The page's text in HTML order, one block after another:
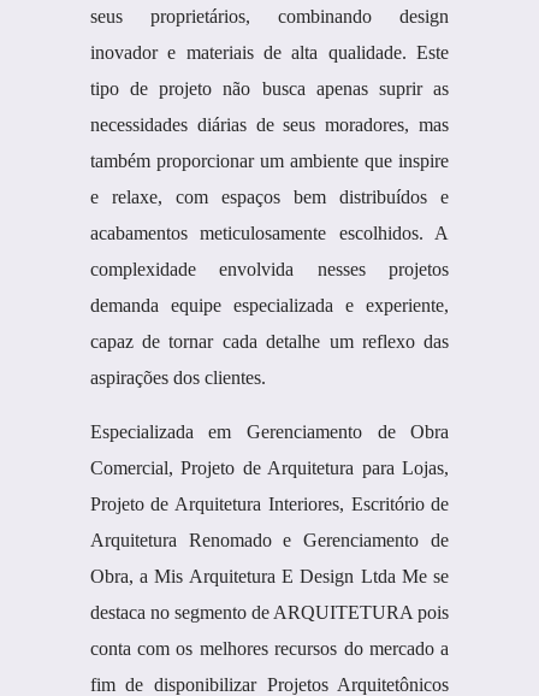
seus proprietários, combinando design
inovador e materiais de alta qualidade. Este
tipo de projeto não busca apenas suprir as
necessidades diárias de seus moradores, mas
também proporcionar um ambiente que inspire
e relaxe, com espaços bem distribuídos e
acabamentos meticulosamente escolhidos. A
complexidade envolvida nesses projetos
demanda equipe especializada e experiente,
capaz de tornar cada detalhe um reflexo das
aspirações dos clientes.
Especializada em Gerenciamento de Obra
Comercial, Projeto de Arquitetura para Lojas,
Projeto de Arquitetura Interiores, Escritório de
Arquitetura Renomado e Gerenciamento de
Obra, a Mis Arquitetura E Design Ltda Me se
destaca no segmento de ARQUITETURA pois
conta com os melhores recursos do mercado a
fim de disponibilizar Projetos Arquitetônicos